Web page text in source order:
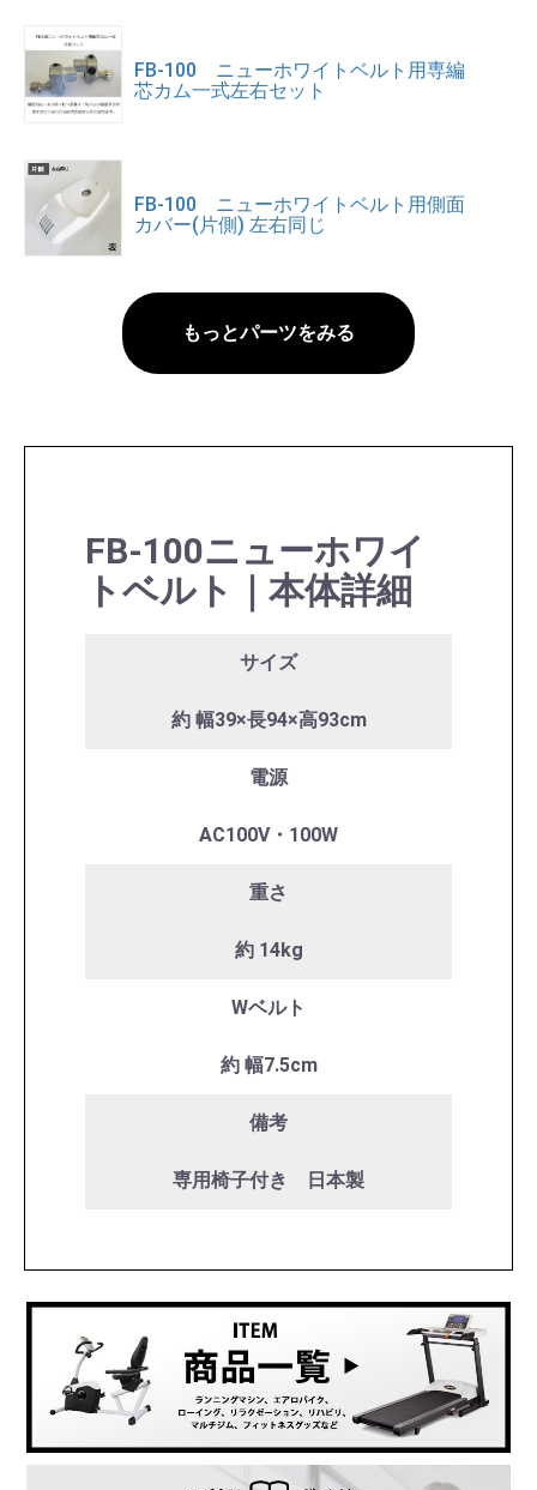
FB-100 ニューホワイトベルト用専編
芯カム一式左右セット
FB-100 ニューホワイトベルト用側面
カバー(片側) 左右同じ
もっとパーツをみる
FB-100ニューホワイ
トベルト｜本体詳細
サイズ
約 幅39×長94×高93cm
電源
AC100V・100W
重さ
約 14kg
Wベルト
約 幅7.5cm
備考
専用椅子付き 日本製